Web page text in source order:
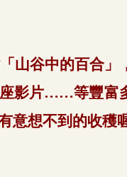
山谷中的百合
影片……等豐富
意想不到的收穫